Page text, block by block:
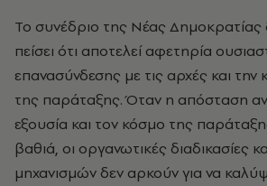
Το συνέδριο της Νέας Δημοκρατίας
πείσει ότι αποτελεί αφετηρία
επανασύνδεσης με τις αρχές και την
της παράταξης. Όταν η απόσταση
εξουσία και τον κόσμο της
βαθιά, οι οργανωτικές διαδικασίες
μηχανισμών δεν αρκούν για να